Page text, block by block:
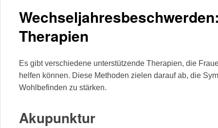
Therapien
Es gibt verschiedene unterstützende Therapien, die
helfen können. Diese Methoden zielen darauf ab, die
Wohlbefinden zu stärken.
Akupunktur